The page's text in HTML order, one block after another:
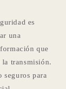
es
una
que
la transmisión.
seguros para